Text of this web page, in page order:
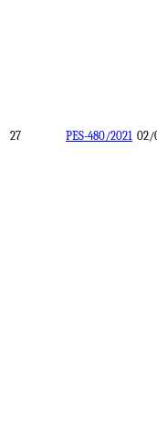
27 PES-480/2021 02/